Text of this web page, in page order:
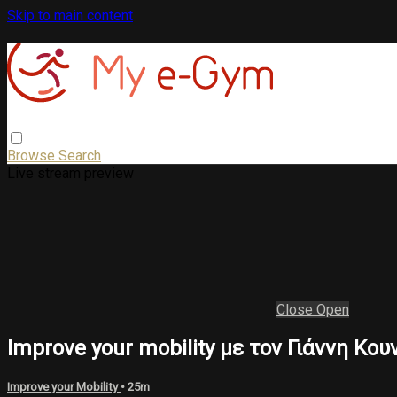
Skip to main content
Browse Search
Close Open
Improve your mobility με τον Γιάννη
Improve your Mobility • 25m